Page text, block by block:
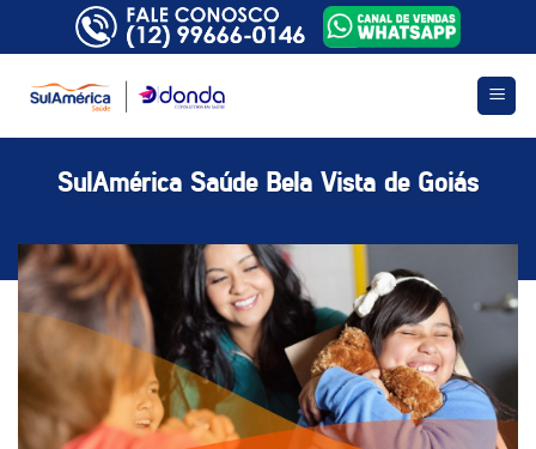
SulAmérica Saúde Bela Vista de Goiás